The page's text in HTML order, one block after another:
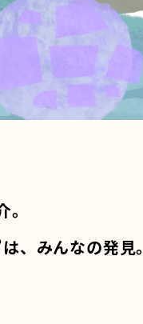
、みんなの発見。